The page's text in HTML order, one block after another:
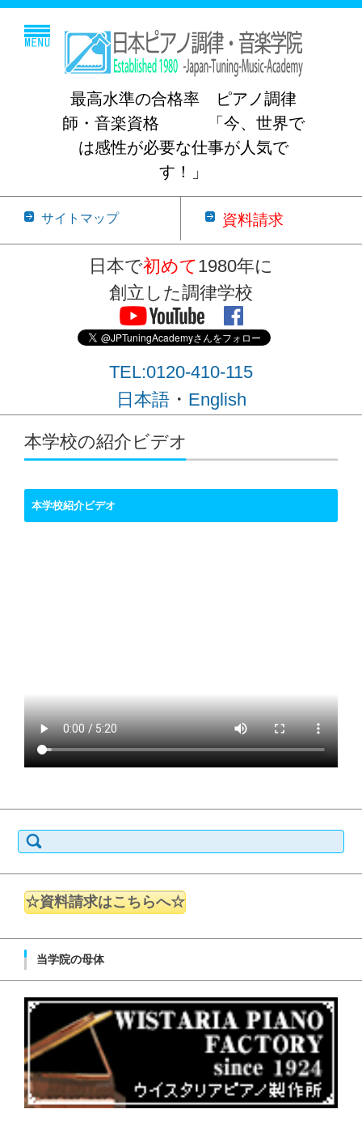
最高水準の合格率 ピアノ調律
師・音楽資格 「今、世界で
は感性が必要な仕事が人気で
す！」
サイトマップ 資料請求
日本で初めて1980年に
創立した調律学校
TEL:0120-410-115
日本語・ English
コンテンツに移動
本学校の紹介ビデオ
本学校紹介ビデオ
検索:
☆資料請求はこちらへ☆
当学院の母体